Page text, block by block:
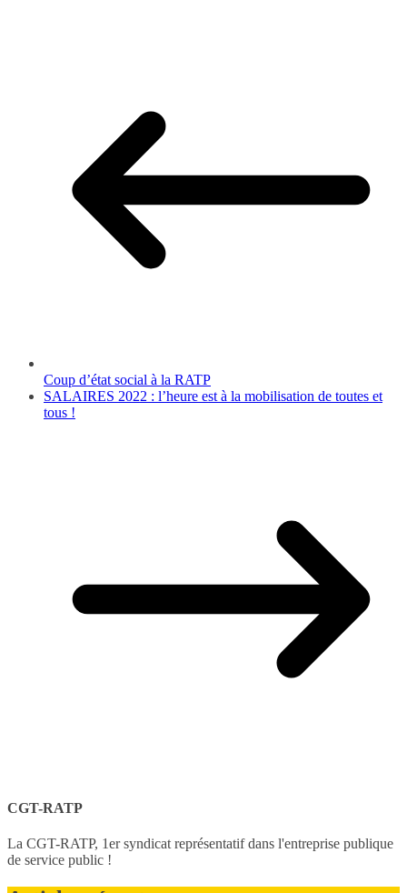
Coup d’état social à la RATP
SALAIRES 2022 : l’heure est à la mobilisation de toutes et
tous !
CGT-RATP
La CGT-RATP, 1er syndicat représentatif dans l'entreprise publique
de service public !